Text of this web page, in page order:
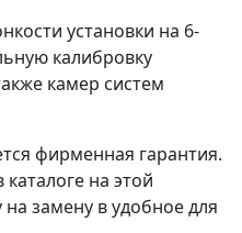
установки на 6-
калибровку
камер систем
фирменная гарантия.
на этой
на замену в удобное для